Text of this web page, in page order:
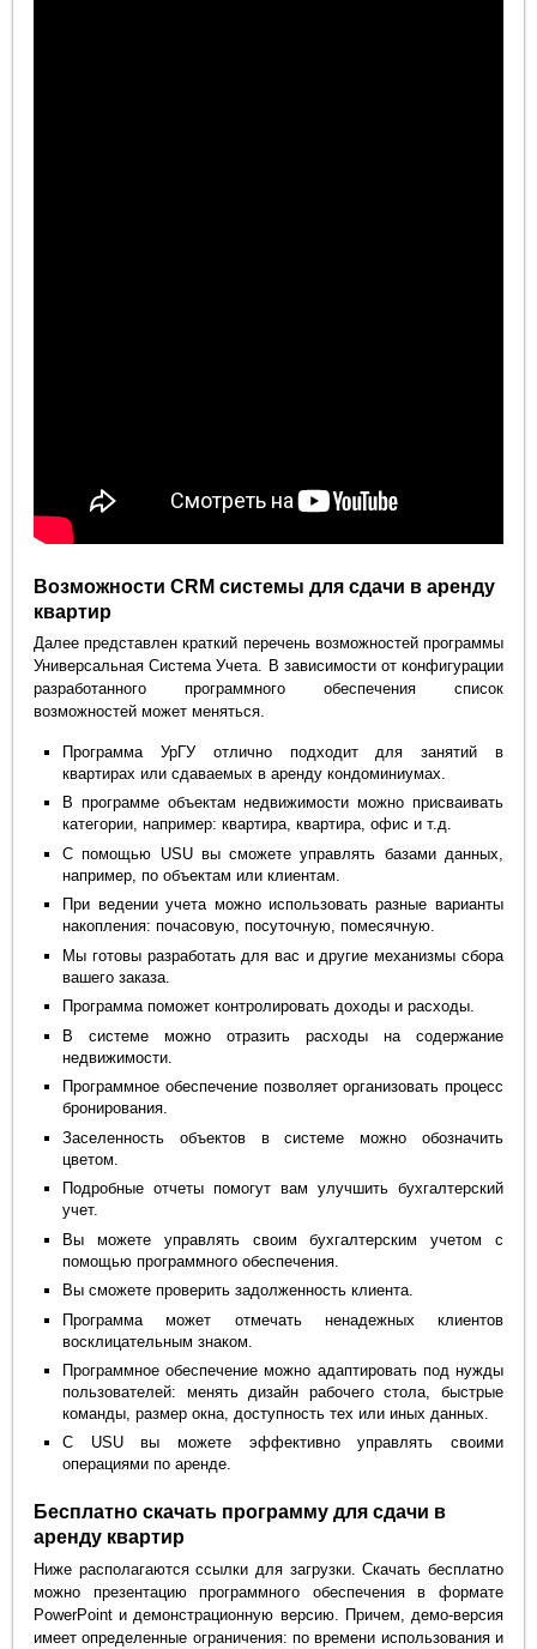
Возможности CRM системы для сдачи в аренду
квартир
Далее представлен краткий перечень возможностей программы
Универсальная Система Учета. В зависимости от конфигурации
разработанного программного обеспечения список
возможностей может меняться.
Программа УрГУ отлично подходит для занятий в
квартирах или сдаваемых в аренду кондоминиумах.
В программе объектам недвижимости можно присваивать
категории, например: квартира, квартира, офис и т.д.
С помощью USU вы сможете управлять базами данных,
например, по объектам или клиентам.
При ведении учета можно использовать разные варианты
накопления: почасовую, посуточную, помесячную.
Мы готовы разработать для вас и другие механизмы сбора
вашего заказа.
Программа поможет контролировать доходы и расходы.
В системе можно отразить расходы на содержание
недвижимости.
Программное обеспечение позволяет организовать процесс
бронирования.
Заселенность объектов в системе можно обозначить
цветом.
Подробные отчеты помогут вам улучшить бухгалтерский
учет.
Вы можете управлять своим бухгалтерским учетом с
помощью программного обеспечения.
Вы сможете проверить задолженность клиента.
Программа может отмечать ненадежных клиентов
восклицательным знаком.
Программное обеспечение можно адаптировать под нужды
пользователей: менять дизайн рабочего стола, быстрые
команды, размер окна, доступность тех или иных данных.
С USU вы можете эффективно управлять своими
операциями по аренде.
Бесплатно скачать программу для сдачи в
аренду квартир
Ниже располагаются ссылки для загрузки. Скачать бесплатно
можно презентацию программного обеспечения в формате
PowerPoint и демонстрационную версию. Причем, демо-версия
имеет определенные ограничения: по времени использования и